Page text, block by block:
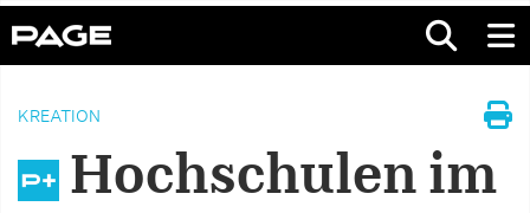
KREATION
Hochschulen im